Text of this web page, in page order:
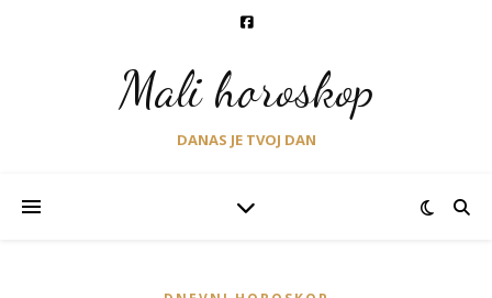
Mali horoskop
DANAS JE TVOJ DAN